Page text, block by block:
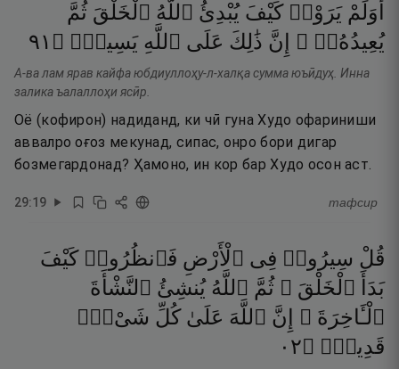
أَوَلَمْ يَرَوْا۟ كَيْفَ يُبْدِئُ ٱللَّهُ ٱلْخَلْقَ ثُمَّ
يُعِيدُهُۥٓ ۚ
إِنَّ ذَٰلِكَ عَلَى ٱللَّهِ يَسِيرٌۭ ۝ ١٩
А-ва лам ярав кайфа юбдиуллоҳу-л-халқа сумма юъӣдуҳ. Инна
залика ъалаллоҳи ясӣр.
Оё (кофирон) надиданд, ки чӣ гуна Худо офариниши
аввалро оғоз мекунад, сипас, онро бори дигар
бозмегардонад? Ҳамоно, ин кор бар Худо осон аст.
29:19 тафсир
قُلْ سِيرُوا۟ فِى ٱلْأَرْضِ فَٱنظُرُوا۟ كَيْفَ
بَدَأَ
ٱلْخَلْقَ ۚ ثُمَّ ٱللَّهُ يُنشِئُ ٱلنَّشْأَةَ
ٱلْـَٔاخِرَةَ ۚ
إِنَّ ٱللَّهَ عَلَىٰ كُلِّ شَىْءٍۢ
قَدِيرٌۭ ۝٢٠